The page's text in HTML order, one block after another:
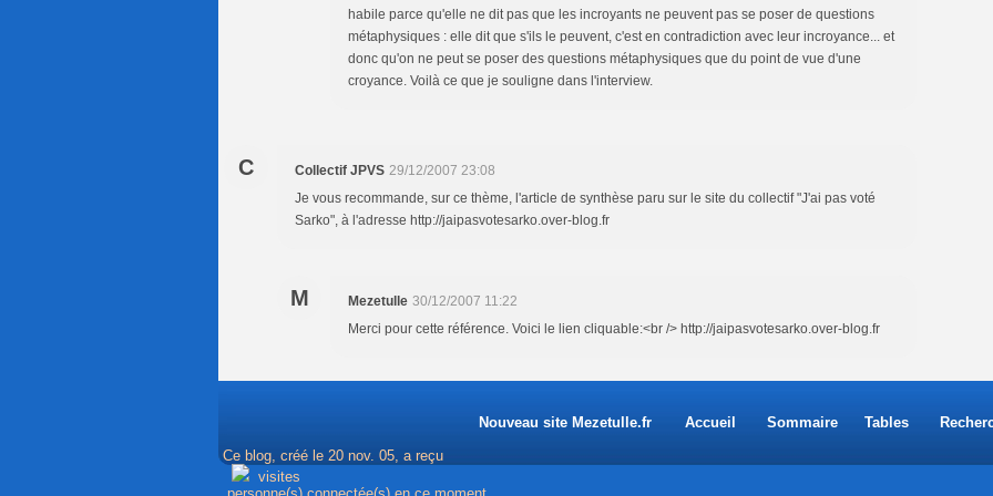
habile parce qu'elle ne dit pas que les incroyants ne peuvent pas se poser de questions
métaphysiques : elle dit que s'ils le peuvent, c'est en contradiction avec leur incroyance... et
donc qu'on ne peut se poser des questions métaphysiques que du point de vue d'une
croyance. Voilà ce que je souligne dans l'interview.
C Collectif JPVS 29/12/2007 23:08
Je vous recommande, sur ce thème, l'article de synthèse paru sur le site du collectif "J'ai pas voté
Sarko", à l'adresse http://jaipasvotesarko.over-blog.fr
M Mezetulle 30/12/2007 11:22
Merci pour cette référence. Voici le lien cliquable:<br /> http://jaipasvotesarko.over-blog.fr
Nouveau site Mezetulle.fr Accueil Sommaire Tables
Ce blog, créé le 20 nov. 05, a reçu
visites